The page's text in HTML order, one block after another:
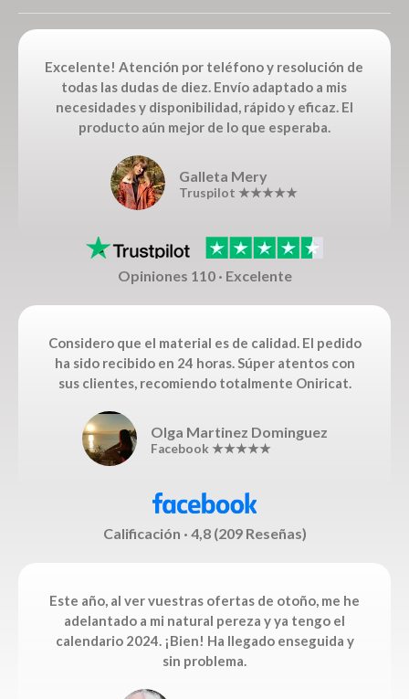
Excelente! Atención por teléfono y resolución de
todas las dudas de diez. Envío adaptado a mis
necesidades y disponibilidad, rápido y eficaz. El
producto aún mejor de lo que esperaba.
Galleta Mery
Truspilot ★★★★★
Opiniones 110 · Excelente
Considero que el material es de calidad. El pedido
ha sido recibido en 24 horas. Súper atentos con
sus clientes, recomiendo totalmente Oniricat.
Olga Martinez Dominguez
Facebook ★★★★★
Calificación · 4,8 (209 Reseñas)
Este año, al ver vuestras ofertas de otoño, me he
adelantado a mi natural pereza y ya tengo el
calendario 2024. ¡Bien! Ha llegado enseguida y
sin problema.